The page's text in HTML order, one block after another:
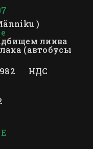
)
лиива
(автобусы
НДС